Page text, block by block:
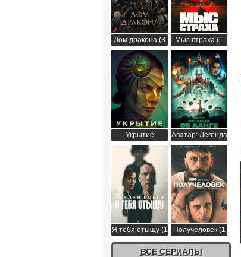
Дом дракона (3
сезон)
Мыс страха (1
сезон)
Укрытие
(Бункер) (3
сезон)
Аватар: Легенда
об Аанге (2
сезон)
Я тебя отыщу (1
сезон)
Получеловек (1
сезон)
ВСЕ СЕРИАЛЫ